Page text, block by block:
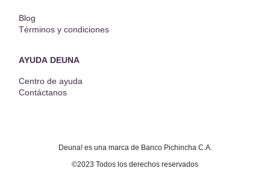
Blog
Términos y condiciones
AYUDA DEUNA
Centro de ayuda
Contáctanos
Deuna! es una marca de Banco Pichincha C.A.
©2023 Todos los derechos reservados